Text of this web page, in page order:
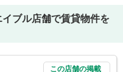
ブル店舗で賃貸物件を
この店舗の掲載